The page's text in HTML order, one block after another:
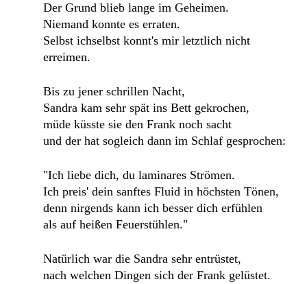
Der Grund blieb lange im Geheimen.
Niemand konnte es erraten.
Selbst ichselbst konnt's mir letztlich nicht
erreimen.
Bis zu jener schrillen Nacht,
Sandra kam sehr spät ins Bett gekrochen,
müde küsste sie den Frank noch sacht
und der hat sogleich dann im Schlaf gesprochen:
"Ich liebe dich, du laminares Strömen.
Ich preis' dein sanftes Fluid in höchsten Tönen,
denn nirgends kann ich besser dich erfühlen
als auf heißen Feuerstühlen."
Natürlich war die Sandra sehr entrüstet,
nach welchen Dingen sich der Frank gelüstet.